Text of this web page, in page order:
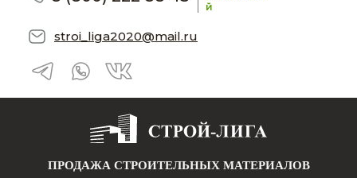
й
stroi_liga2020@mail.ru
ПРОДАЖА СТРОИТЕЛЬНЫХ МАТЕРИАЛОВ